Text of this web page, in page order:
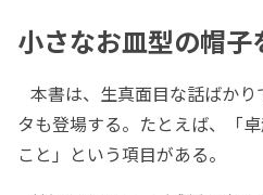
小さなお皿型の帽子
本書は、生真面目な話ばか
タも登場する。たとえば、「
こと」という項目がある。